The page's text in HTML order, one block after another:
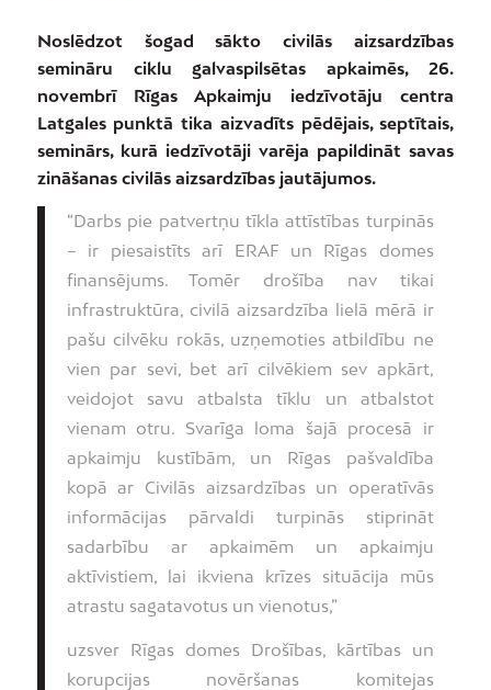
Noslēdzot šogad sākto civilās aizsardzības
semināru ciklu galvaspilsētas apkaimēs, 26.
novembrī Rīgas Apkaimju iedzīvotāju centra
Latgales punktā tika aizvadīts pēdējais, septītais,
seminārs, kurā iedzīvotāji varēja papildināt savas
zināšanas civilās aizsardzības jautājumos.
“Darbs pie patvertņu tīkla attīstības turpinās
– ir piesaistīts arī ERAF un Rīgas domes
finansējums. Tomēr drošība nav tikai
infrastruktūra, civilā aizsardzība lielā mērā ir
pašu cilvēku rokās, uzņemoties atbildību ne
vien par sevi, bet arī cilvēkiem sev apkārt,
veidojot savu atbalsta tīklu un atbalstot
vienam otru. Svarīga loma šajā procesā ir
apkaimju kustībām, un Rīgas pašvaldība
kopā ar Civilās aizsardzības un operatīvās
informācijas pārvaldi turpinās stiprināt
sadarbību ar apkaimēm un apkaimju
aktīvistiem, lai ikviena krīzes situācija mūs
atrastu sagatavotus un vienotus,”
uzsver Rīgas domes Drošības, kārtības un
korupcijas novēršanas komitejas